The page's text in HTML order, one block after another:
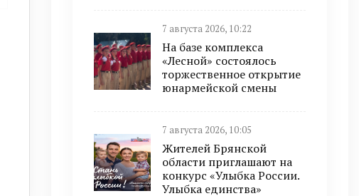
7 августа 2026, 10:22
На базе комплекса
«Лесной» состоялось
торжественное открытие
юнармейской смены
7 августа 2026, 10:05
Жителей Брянской
области приглашают на
конкурс «Улыбка России.
Улыбка единства»